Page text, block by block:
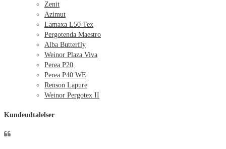
Zenit
Azimut
Lamaxa L50 Tex
Pergotenda Maestro
Alba Butterfly
Weinor Plaza Viva
Perea P20
Perea P40 WE
Renson Lapure
Weinor Pergotex II
Kundeudtalelser